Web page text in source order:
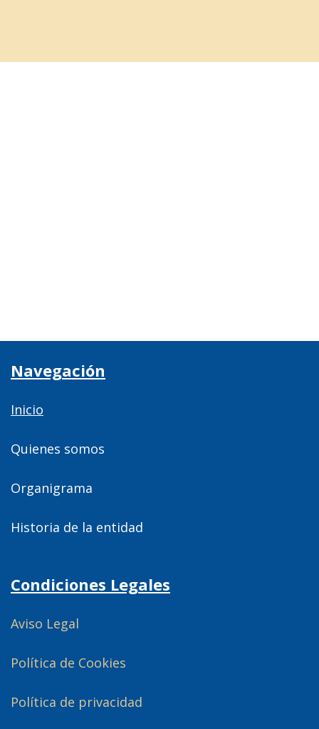
Navegación
Inicio
Quienes somos
Organigrama
Historia de la entidad
Condiciones Legales
Aviso Legal
Política de Cookies
Política de privacidad